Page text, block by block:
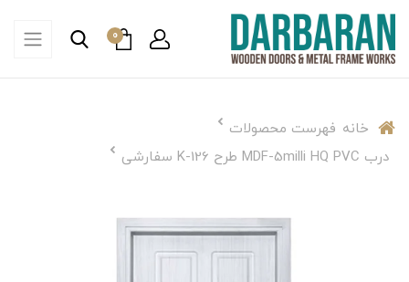
0
خانه فهرست محصولات
درب MDF-5milli HQ PVC طرح K-126 سفارشی